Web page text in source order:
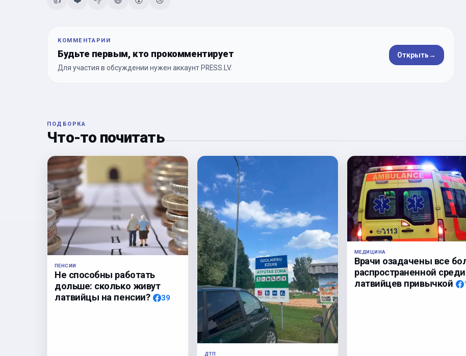
КОММЕНТАРИИ
Будьте первым, кто прокомментирует
Для участия в обсуждении нужен аккаунт PRESS.LV.
Открыть→
ПОДБОРКА
Что-то почитать
ПЕНСИИ
Не способны работать
дольше: сколько живут
латвийцы на пенсии?
39
ДТП
МЕДИЦИНА
Врачи озадачены все
распространенной среди
латвийцев привычкой